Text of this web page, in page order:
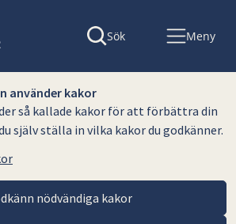
använder kakor
så kallade kakor för att förbättra din
själv ställa in vilka kakor du godkänner.
nödvändiga kakor
Sök Meny